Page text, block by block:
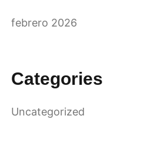
febrero 2026
Categories
Uncategorized